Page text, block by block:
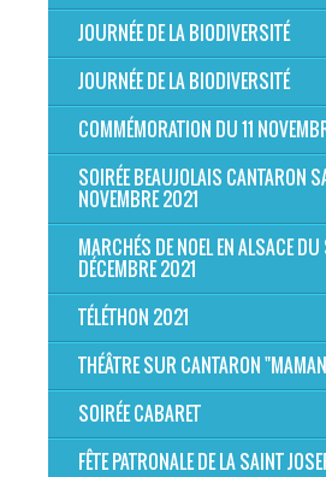
JOURNÉE DE LA BIODIVERSITÉ
JOURNÉE DE LA BIODIVERSITÉ
COMMÉMORATION DU 11
SOIRÉE BEAUJOLAIS CANTARON
NOVEMBRE 2021
MARCHÉS DE NOEL EN ALSACE
DÉCEMBRE 2021
TÉLÉTHON 2021
THÉÂTRE SUR CANTARON
SOIRÉE CABARET
FÊTE PATRONALE DE LA SAINT